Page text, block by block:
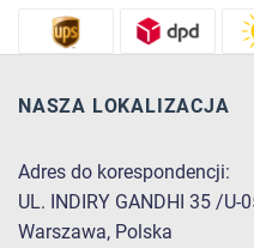
NASZA LOKALIZACJA
Adres do korespondencji:
UL. INDIRY GANDHI 35 /U-
Warszawa, Polska